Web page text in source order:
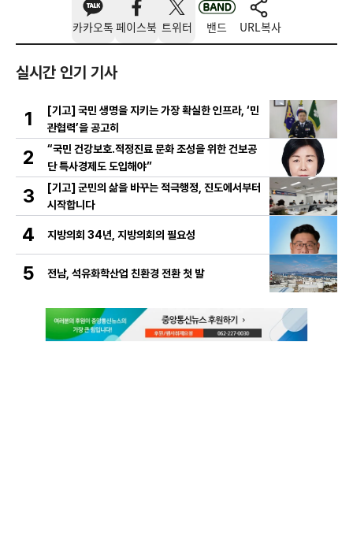
카카오톡 페이스북 트위터 밴드 URL복사
실시간 인기 기사
1
[기고] 국민 생명을 지키는 가장 확실한 인프라, ‘민
관협력’을 공고히
2
“국민 건강보호․적정진료 문화 조성을 위한 건보공
단 특사경제도 도입해야”
3
[기고] 군민의 삶을 바꾸는 적극행정, 진도에서부터
시작합니다
4 지방의회 34년, 지방의회의 필요성
5 전남, 석유화학산업 친환경 전환 첫 발